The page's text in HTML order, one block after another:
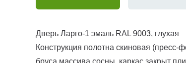
Дверь Ларго-1 эмаль RAL 9003, глухая
Конструкция полотна скиновая